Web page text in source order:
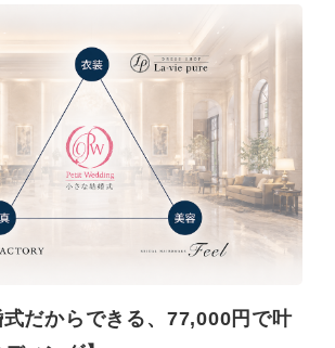
式だからできる、77,000円で叶